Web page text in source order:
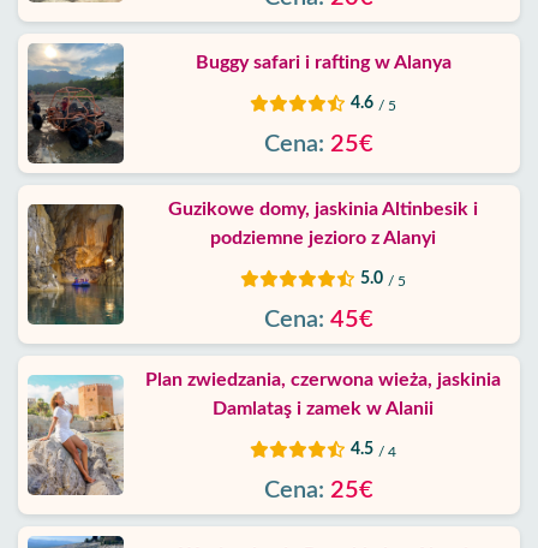
Buggy safari i rafting w Alanya
4.6 / 5
Cena: 25€
Guzikowe domy, jaskinia Altinbesik i
podziemne jezioro z Alanyi
5.0 / 5
Cena: 45€
Plan zwiedzania, czerwona wieża, jaskinia
Damlataş i zamek w Alanii
4.5 / 4
Cena: 25€